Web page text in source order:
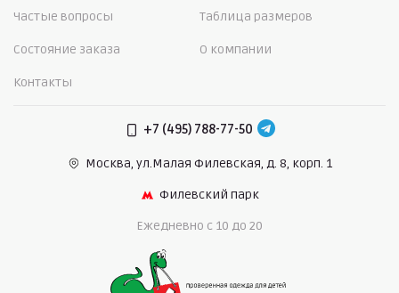
Частые вопросы Таблица размеров
Состояние заказа О компании
Контакты
+7 (495) 788-77-50
Москва, ул.Малая Филевская, д. 8, корп. 1
Филевский парк
Ежедневно c 10 до 20